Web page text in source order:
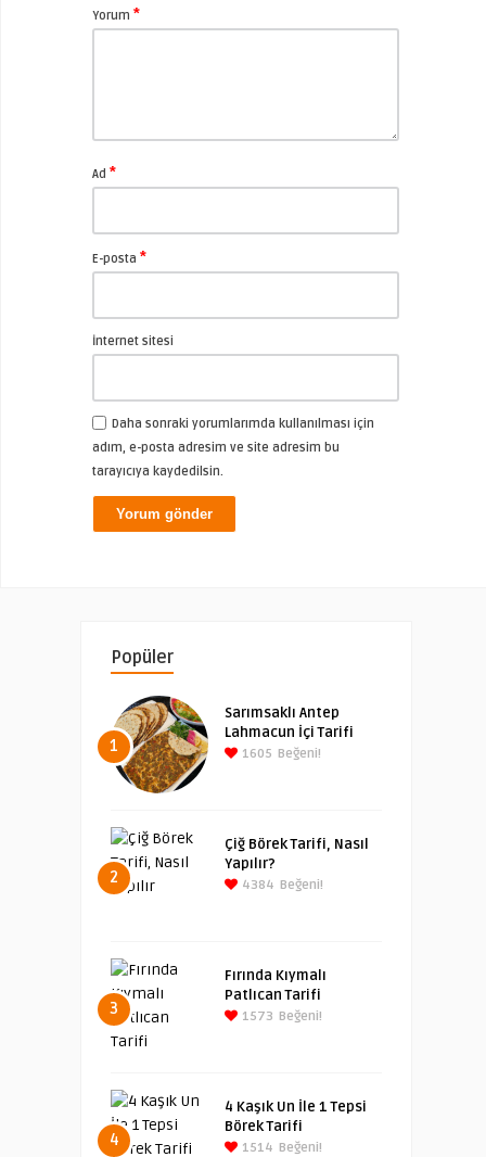
Yorum *
Ad *
E-posta *
İnternet sitesi
Daha sonraki yorumlarımda kullanılması için
adım, e-posta adresim ve site adresim bu
tarayıcıya kaydedilsin.
Popüler
1
Sarımsaklı Antep
Lahmacun İçi Tarifi
1605 Beğeni!
2
Çiğ Börek Tarifi, Nasıl
Yapılır?
4384 Beğeni!
3
Fırında Kıymalı
Patlıcan Tarifi
1573 Beğeni!
4
4 Kaşık Un İle 1 Tepsi
Börek Tarifi
1514 Beğeni!